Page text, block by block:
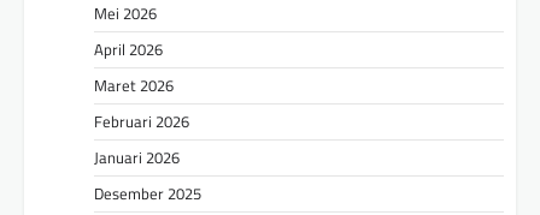
Mei 2026
April 2026
Maret 2026
Februari 2026
Januari 2026
Desember 2025